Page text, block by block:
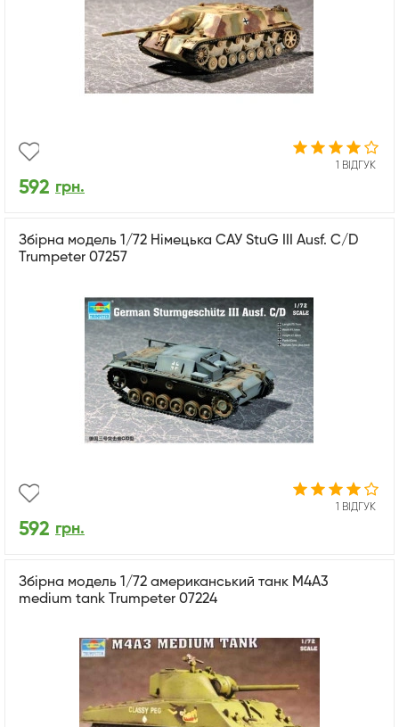
1 ВІДГУК
592 грн.
Збірна модель 1/72 Німецька САУ StuG III Ausf. C/D
Trumpeter 07257
1 ВІДГУК
592 грн.
Збірна модель 1/72 американський танк M4A3
medium tank Trumpeter 07224